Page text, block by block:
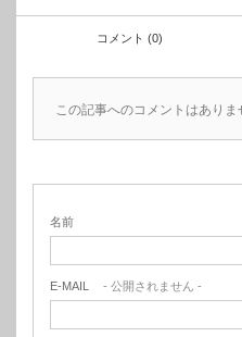
コメント (0)
この記事へのコメントはありま
名前
E-MAIL - 公開されません -